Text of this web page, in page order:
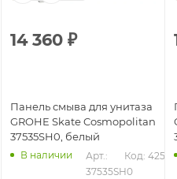
14 360 ₽
Панель смыва для унитаза
GROHE Skate Cosmopolitan
37535SH0, белый
В наличии
Арт.:
37535SH0
Код: 42583